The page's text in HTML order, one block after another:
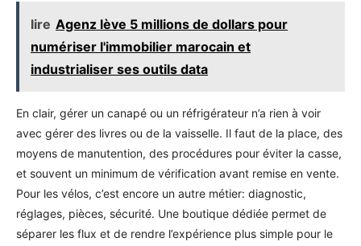
lire Agenz lève 5 millions de dollars pour
numériser l'immobilier marocain et
industrialiser ses outils data
En clair, gérer un canapé ou un réfrigérateur n’a rien à voir
avec gérer des livres ou de la vaisselle. Il faut de la place, des
moyens de manutention, des procédures pour éviter la casse,
et souvent un minimum de vérification avant remise en vente.
Pour les vélos, c’est encore un autre métier: diagnostic,
réglages, pièces, sécurité. Une boutique dédiée permet de
séparer les flux et de rendre l’expérience plus simple pour le